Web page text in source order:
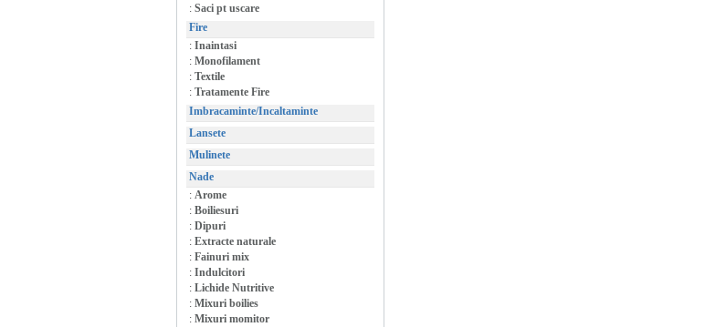
: Saci pt uscare
Fire
: Inaintasi
: Monofilament
: Textile
: Tratamente Fire
Imbracaminte/Incaltaminte
Lansete
Mulinete
Nade
: Arome
: Boiliesuri
: Dipuri
: Extracte naturale
: Fainuri mix
: Indulcitori
: Lichide Nutritive
: Mixuri boilies
: Mixuri momitor